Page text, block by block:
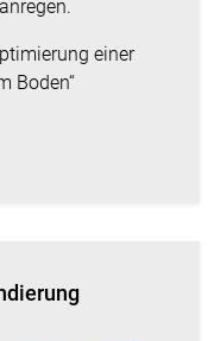
einer
Boden“